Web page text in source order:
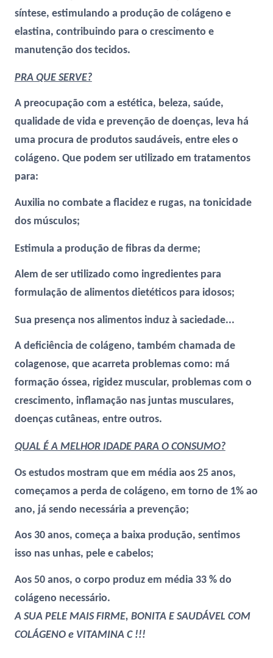
síntese, estimulando a produção de colágeno e
elastina, contribuindo para o crescimento e
manutenção dos tecidos.
PRA QUE SERVE?
A preocupação com a estética, beleza, saúde,
qualidade de vida e prevenção de doenças, leva há
uma procura de produtos saudáveis, entre eles o
colágeno. Que podem ser utilizado em tratamentos
para:
Auxilia no combate a flacidez e rugas, na tonicidade
dos músculos;
Estimula a produção de fibras da derme;
Alem de ser utilizado como ingredientes para
formulação de alimentos dietéticos para idosos;
Sua presença nos alimentos induz à saciedade...
A deficiência de colágeno, também chamada de
colagenose, que acarreta problemas como: má
formação óssea, rigidez muscular, problemas com o
crescimento, inflamação nas juntas musculares,
doenças cutâneas, entre outros.
QUAL É A MELHOR IDADE PARA O CONSUMO?
Os estudos mostram que em média aos 25 anos,
começamos a perda de colágeno, em torno de 1% ao
ano, já sendo necessária a prevenção;
Aos 30 anos, começa a baixa produção, sentimos
isso nas unhas, pele e cabelos;
Aos 50 anos, o corpo produz em média 33 % do
colágeno necessário.
A SUA PELE MAIS FIRME, BONITA E SAUDÁVEL COM
COLÁGENO e VITAMINA C !!!